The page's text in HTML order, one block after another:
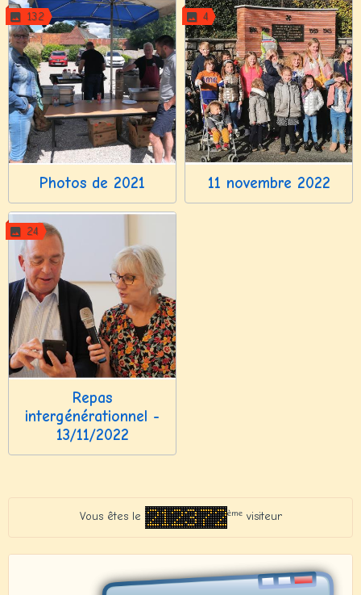
132
Photos de 2021
4
11 novembre 2022
24
Repas
intergénérationnel -
13/11/2022
Vous êtes le èmevisiteur